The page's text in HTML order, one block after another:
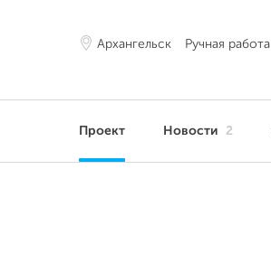
Архангельск Ручная работа
Проект Новости 2